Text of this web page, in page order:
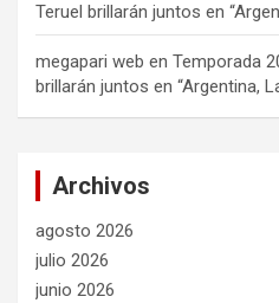
Teruel brillarán juntos en
megapari web en Temporada
brillarán juntos en “Argentina,
Archivos
agosto 2026
julio 2026
junio 2026